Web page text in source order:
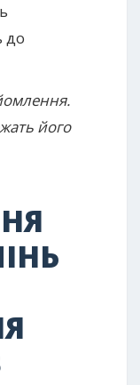
до
його